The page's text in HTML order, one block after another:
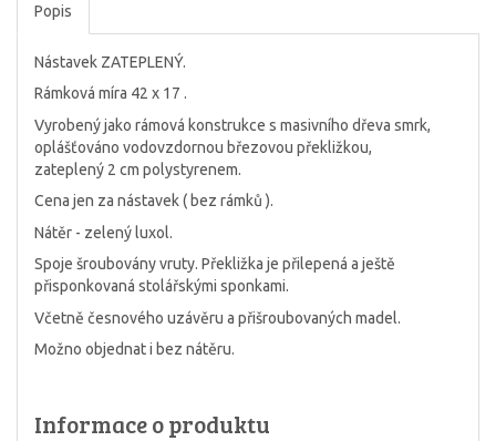
Popis
Nástavek ZATEPLENÝ.
Rámková míra 42 x 17 .
Vyrobený jako rámová konstrukce s masivního dřeva smrk,
oplášťováno vodovzdornou březovou překližkou,
zateplený 2 cm polystyrenem.
Cena jen za nástavek ( bez rámků ).
Nátěr - zelený luxol.
Spoje šroubovány vruty. Překližka je přilepená a ještě
přisponkovaná stolářskými sponkami.
Včetně česnového uzávěru a přišroubovaných madel.
Možno objednat i bez nátěru.
Informace o produktu